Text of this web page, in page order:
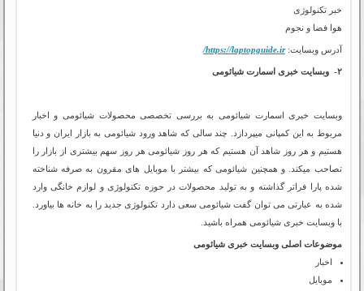
خبر تکنولوژی
هوا فضا و نجوم
آدرس وبسایت:https://laptopguide.ir/
۲- وبسایت خبری اسمارت شیائومی
وبسایت خبری اسمارت شیائومی به بررسی تخصصی محصولات شیائومی و اخبار
مربوط به این کمپانی میپردازد. چند سالی که شاهد ورود شیائومی به بازار ایران و دنیا
هستیم و هر روز شاهد آن هستیم که هر روز شیائومی هر روز سهم بیشتری از بازار را
تصاحب میکند. و همچنین شیائومی که بیشتر با موبایل های مقرون به صرفه شناخته
شده پارا فراتر گذاشته و به تولید محصولات در حوزه تکنولوژی و لوازم خانگی وارد
شده به عبارتی می توان گفت شیائومی سعی دارد تکنولوژی جدید را به خانه ها بیاورد.
با وبسایت خبری شیائومی همراه باشید.
موضوعات اصلی وبسایت خبری شیائومی
اخبار
موبایل